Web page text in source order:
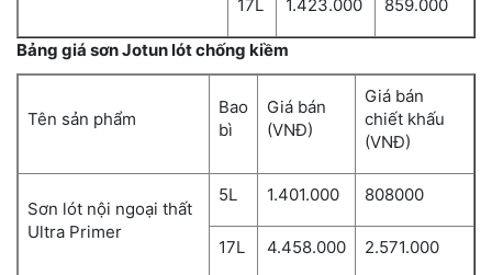
17L 1.423.000 859.000
Bảng giá sơn Jotun lót chống kiềm
Tên sản phẩm
Bao
bì
Giá bán
(VNĐ)
Giá bán
chiết khấu
(VNĐ)
Sơn lót nội ngoại thất
Ultra Primer
5L 1.401.000 808000
17L 4.458.000 2.571.000